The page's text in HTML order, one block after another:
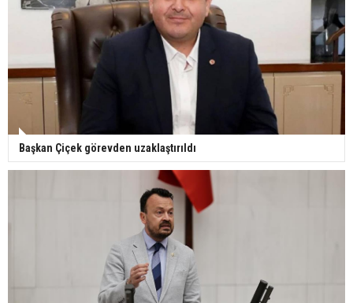
Başkan Çiçek görevden uzaklaştırıldı